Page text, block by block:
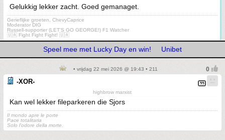
Gelukkig lekker zacht. Goed gemanaget.
Gerieflijke groeten, ChevyCaprice
Moderator DIG
Russell-supporter (LET'S GO GEORGE!) F1 Watcher
🇺🇦 Fight Fight Fight! 🇺🇦
Speel mee met Lucky Day en win! Unibet
• vrijdag 22 mei 2026 @ 19:43 • 211
-XOR-
highbrow marxist
Kan wel lekker fileparkeren die Sjors
Il mondo apre le porte
Pace totalitaria
Solo l'odore della morte.